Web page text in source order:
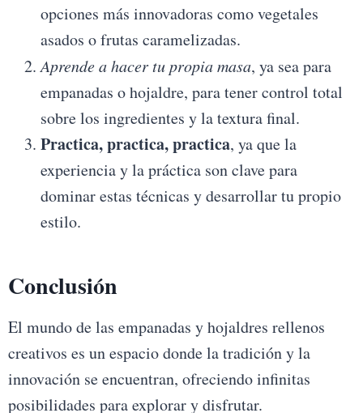
opciones más innovadoras como vegetales
asados o frutas caramelizadas.
Aprende a hacer tu propia masa, ya sea para
empanadas o hojaldre, para tener control total
sobre los ingredientes y la textura final.
Practica, practica, practica, ya que la
experiencia y la práctica son clave para
dominar estas técnicas y desarrollar tu propio
estilo.
Conclusión
El mundo de las empanadas y hojaldres rellenos
creativos es un espacio donde la tradición y la
innovación se encuentran, ofreciendo infinitas
posibilidades para explorar y disfrutar.